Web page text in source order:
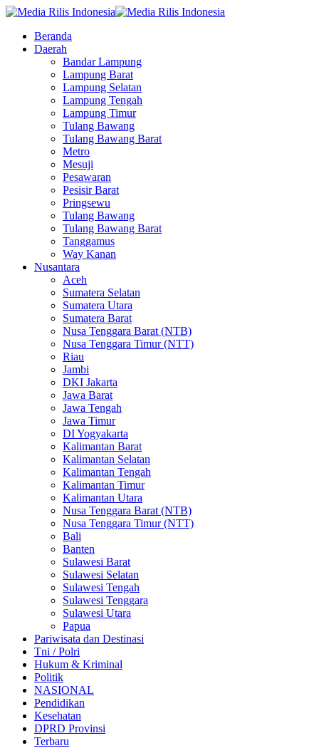
Beranda
Daerah
Bandar Lampung
Lampung Barat
Lampung Selatan
Lampung Tengah
Lampung Timur
Tulang Bawang
Tulang Bawang Barat
Metro
Mesuji
Pesawaran
Pesisir Barat
Pringsewu
Tulang Bawang
Tulang Bawang Barat
Tanggamus
Way Kanan
Nusantara
Aceh
Sumatera Selatan
Sumatera Utara
Sumatera Barat
Nusa Tenggara Barat (NTB)
Nusa Tenggara Timur (NTT)
Riau
Jambi
DKI Jakarta
Jawa Barat
Jawa Tengah
Jawa Timur
DI Yogyakarta
Kalimantan Barat
Kalimantan Selatan
Kalimantan Tengah
Kalimantan Timur
Kalimantan Utara
Nusa Tenggara Barat (NTB)
Nusa Tenggara Timur (NTT)
Bali
Banten
Sulawesi Barat
Sulawesi Selatan
Sulawesi Tengah
Sulawesi Tenggara
Sulawesi Utara
Papua
Pariwisata dan Destinasi
Tni / Polri
Hukum & Kriminal
Politik
NASIONAL
Pendidikan
Kesehatan
DPRD Provinsi
Terbaru